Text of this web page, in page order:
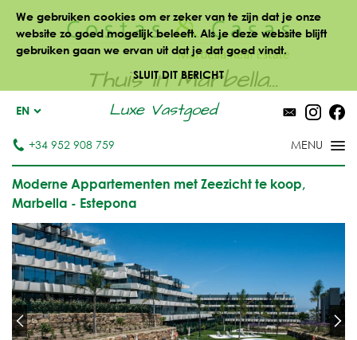
We gebruiken cookies om er zeker van te zijn dat je onze
website zo goed mogelijk beleeft. Als je deze website blijft
gebruiken gaan we ervan uit dat je dat goed vindt.
SLUIT DIT BERICHT
Thuis in Marbella...
Luxe Vastgoed
EN
+34 952 908 759
Moderne Appartementen met Zeezicht te koop,
Marbella - Estepona